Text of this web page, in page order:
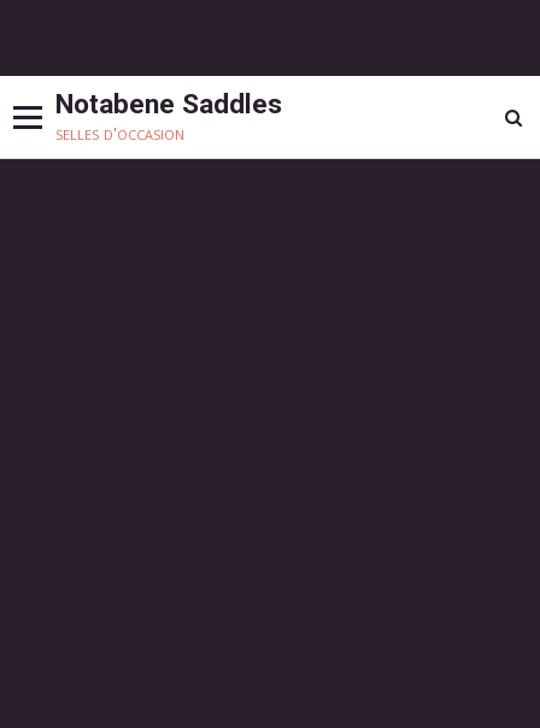
Notabene Saddles
selles d'occasion